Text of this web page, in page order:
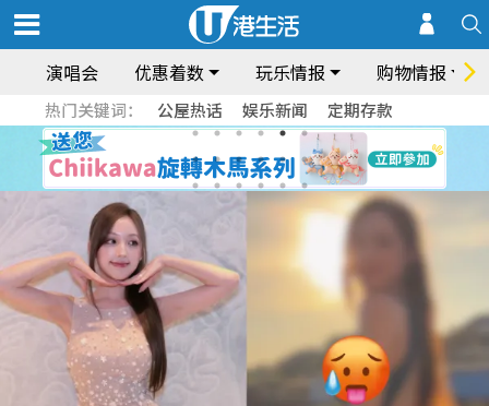
演唱会 优惠着数 玩乐情报 购物情报
热门关键词： 公屋热话 娱乐新闻 定期存款